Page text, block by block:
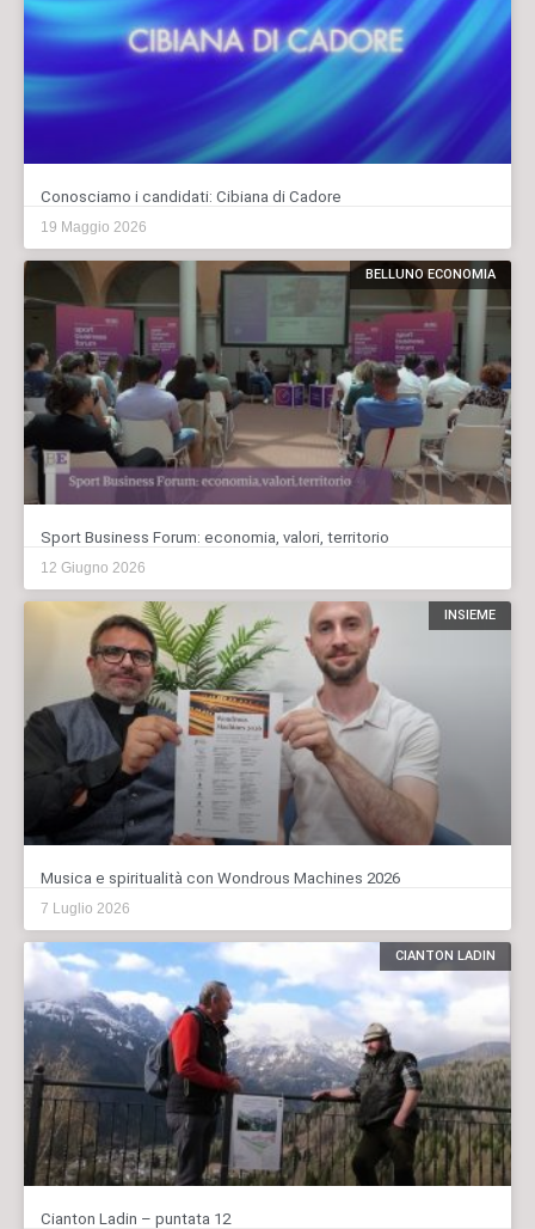
Conosciamo i candidati: Cibiana di Cadore
19 Maggio 2026
BELLUNO ECONOMIA
Sport Business Forum: economia, valori, territorio
12 Giugno 2026
INSIEME
Musica e spiritualità con Wondrous Machines 2026
7 Luglio 2026
CIANTON LADIN
Cianton Ladin – puntata 12